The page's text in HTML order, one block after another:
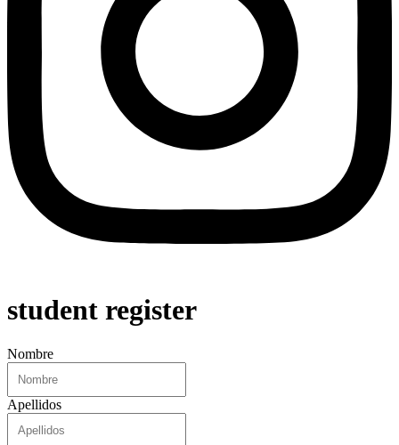
student register
Nombre
Apellidos